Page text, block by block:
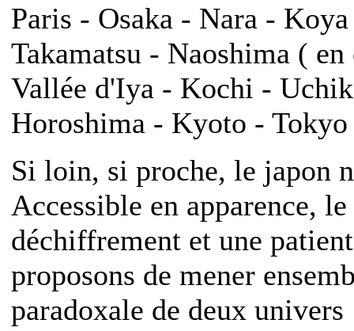
Paris - Osaka - Nara -
Takamatsu - Naoshima (
Vallée d'Iya - Kochi -
Horoshima - Kyoto -
Si loin, si proche, le japon
Accessible en apparence,
déchiffrement et une
proposons de mener
paradoxale de deux